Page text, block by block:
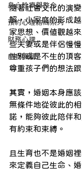
身心診療與整合
預約心理諮商系列
財務心理
自我照顧
隨著社會文化的演
解，小家庭的形成
家思想、價值觀越
些夫妻或是伴侶慢
性別或是不生的頂
尊重孩子們的想法跟
其實，婚姻本身應
無條件地從彼此的
諾，能夠彼此陪伴
有約束和束縛。
且生育也不是婚姻
來定義自己生命、